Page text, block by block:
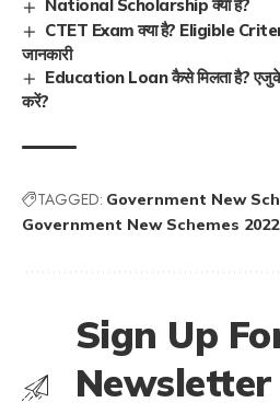
National Scholarship क्या है?
CTET Exam क्या है? Eligible
जानकारी
Education Loan कैसे मिलता है?
करें?
TAGGED: Government New
Government New Schemes 2022
Sign Up
Newsletter